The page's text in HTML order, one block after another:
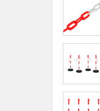
Producto para mascotas
y animales